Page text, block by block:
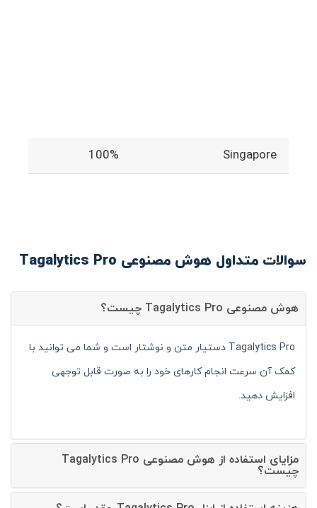
Singapore
100%
سوالات متداول هوش مصنوعی Tagalytics Pro
هوش مصنوعی Tagalytics Pro چیست؟
Tagalytics Pro دستیار متن و نوشتار است و شما می توانید با
کمک آن سرعت انجام کارهای خود را به صورت قابل توجهی
افزایش دهید.
مزایای استفاده از هوش مصنوعی Tagalytics Pro
چیست؟